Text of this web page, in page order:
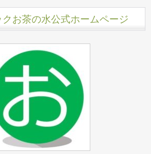
お茶の水公式ホームページ